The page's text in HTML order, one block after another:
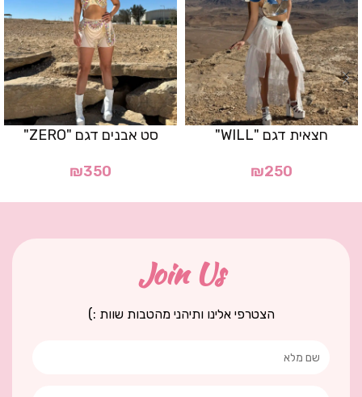
חצאית דגם "WILL"
₪250
סט אבנים דגם "ZERO"
₪350
Join Us
הצטרפי אלינו ותיהני מהטבות שוות :)